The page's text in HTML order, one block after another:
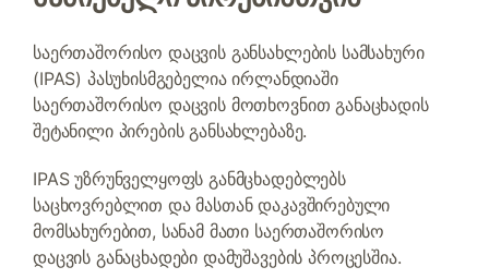
საერთაშორისო დაცვის განსახლების სამსახური
(IPAS) პასუხისმგებელია ირლანდიაში
საერთაშორისო დაცვის მოთხოვნით განაცხადის
შეტანილი პირების განსახლებაზე.
IPAS უზრუნველყოფს განმცხადებლებს
საცხოვრებლით და მასთან დაკავშირებული
მომსახურებით, სანამ მათი საერთაშორისო
დაცვის განაცხადები დამუშავების პროცესშია.